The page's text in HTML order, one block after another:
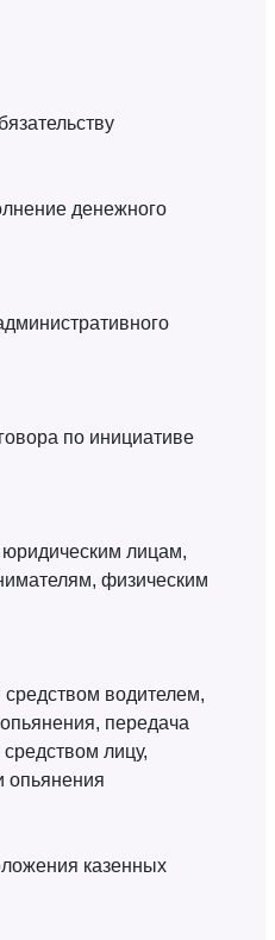
денежного
по инициативе
лицам,
физическим
водителем,
передача
лицу,
опьянения
казенных